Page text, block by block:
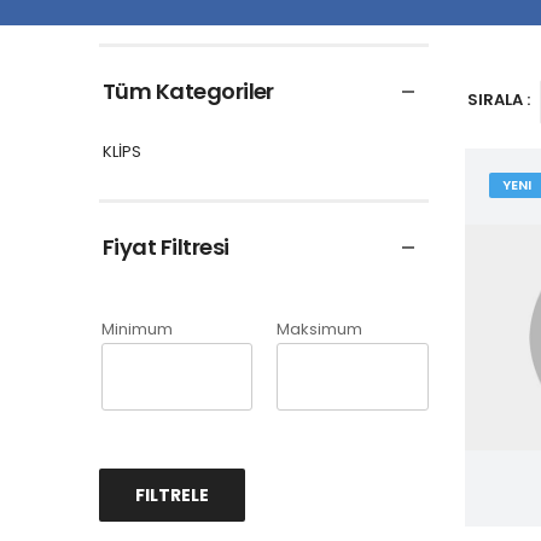
Tüm Kategoriler
KLİPS
Fiyat Filtresi
Minimum Maksimum
FILTRELE
SIRALA :
YENI